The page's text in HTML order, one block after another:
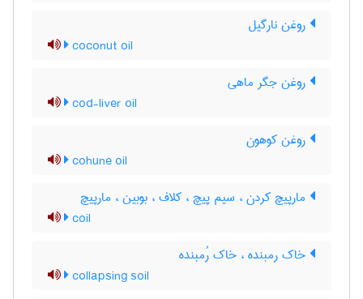
روغن نارگیل
coconut oil
روغن جگر ماهی
cod-liver oil
روغن کوهون
cohune oil
مارپیچ کردن ، سیم پیچ ، کلاف ، بوبین ، مارپیچ
coil
خاک رمبنده ، خاک رُمبنده
collapsing soil